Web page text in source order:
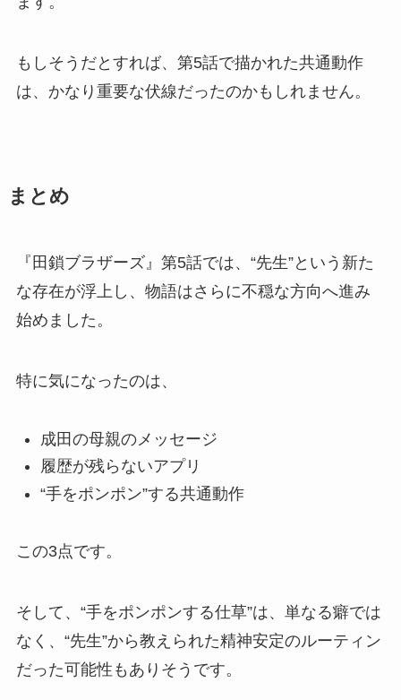
もしそうだとすれば、第5話で描かれた共通動作
は、かなり重要な伏線だったのかもしれません。
まとめ
『田鎖ブラザーズ』第5話では、“先生”という新た
な存在が浮上し、物語はさらに不穏な方向へ進み
始めました。
特に気になったのは、
成田の母親のメッセージ
履歴が残らないアプリ
“手をポンポン”する共通動作
この3点です。
そして、“手をポンポンする仕草”は、単なる癖では
なく、“先生”から教えられた精神安定のルーティン
だった可能性もありそうです。